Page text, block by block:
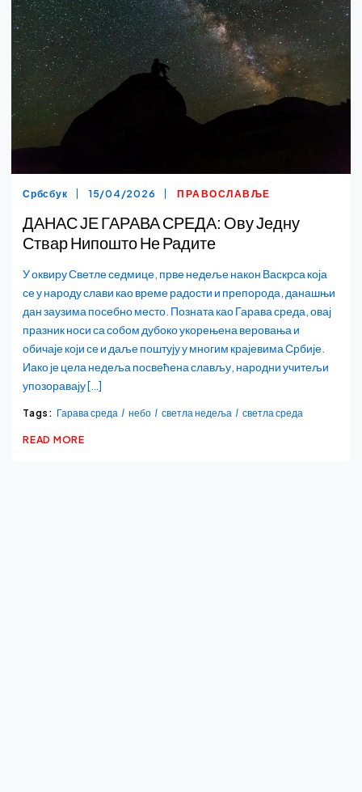
Србсбук 15/04/2026 ПРАВОСЛАВЉЕ
ДАНАС ЈЕ ГАРАВА СРЕДА: Ову Једну
Ствар Нипошто Не Радите
У оквиру Светле седмице, прве недеље након Васкрса која
се у народу слави као време радости и препорода, данашњи
дан заузима посебно место. Позната као Гарава среда, овај
празник носи са собом дубоко укорењена веровања и
обичаје који се и даље поштују у многим крајевима Србије.
Иако је цела недеља посвећена слављу, народни учитељи
упозоравају […]
Tags: Гарава среда небо светла недеља светла среда
READ MORE